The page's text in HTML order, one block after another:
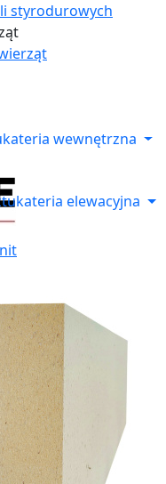
styrodurowych
wewnętrzna
elewacyjna